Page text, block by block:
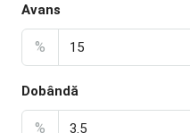
Avans
%
Dobândă
%